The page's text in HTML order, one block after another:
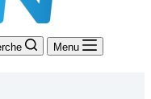
Menu